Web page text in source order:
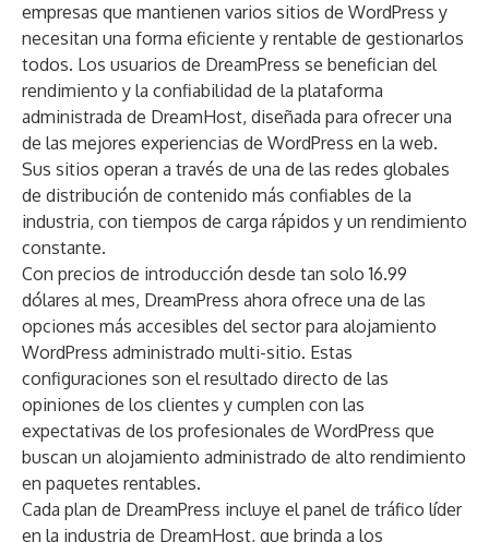
empresas que mantienen varios sitios de WordPress y
necesitan una forma eficiente y rentable de gestionarlos
todos. Los usuarios de DreamPress se benefician del
rendimiento y la confiabilidad de la plataforma
administrada de DreamHost, diseñada para ofrecer una
de las mejores experiencias de WordPress en la web.
Sus sitios operan a través de una de las redes globales
de distribución de contenido más confiables de la
industria, con tiempos de carga rápidos y un rendimiento
constante.
Con precios de introducción desde tan solo 16.99
dólares al mes, DreamPress ahora ofrece una de las
opciones más accesibles del sector para alojamiento
WordPress administrado multi-sitio. Estas
configuraciones son el resultado directo de las
opiniones de los clientes y cumplen con las
expectativas de los profesionales de WordPress que
buscan un alojamiento administrado de alto rendimiento
en paquetes rentables.
Cada plan de DreamPress incluye el panel de tráfico líder
en la industria de DreamHost, que brinda a los